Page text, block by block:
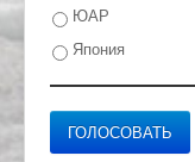
ЮАР
Япония